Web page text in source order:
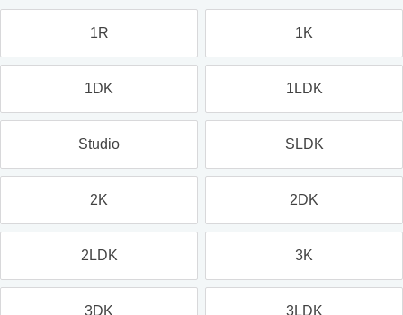
1R 1K
1DK 1LDK
Studio SLDK
2K 2DK
2LDK 3K
3DK 3LDK